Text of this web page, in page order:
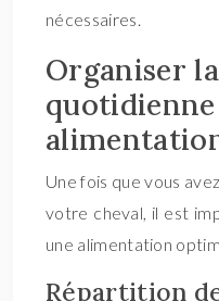
nécessaires.
Organiser
Une fois que vous
votre cheval, il est
une alimentation
Répartition